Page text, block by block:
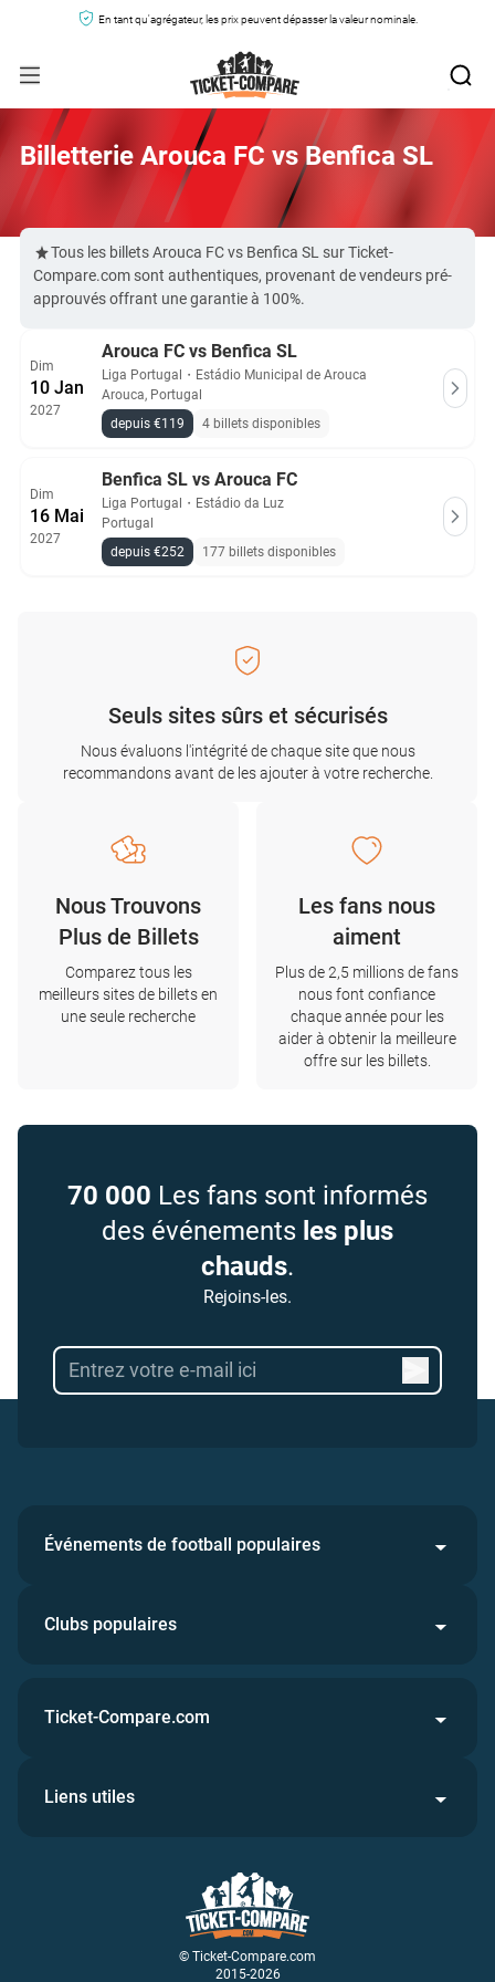
En tant qu'agrégateur, les prix peuvent dépasser la valeur nominale.
Billetterie Arouca FC vs Benfica SL
Tous les billets Arouca FC vs Benfica SL sur Ticket-
Compare.com sont authentiques, provenant de vendeurs pré-
approuvés offrant une garantie à 100%.
Dim
10 Jan
2027
Arouca FC vs Benfica SL
Liga Portugal ・ Estádio Municipal de Arouca
Arouca, Portugal
depuis €119
4 billets disponibles
Dim
16 Mai
2027
Benfica SL vs Arouca FC
Liga Portugal ・ Estádio da Luz
Portugal
depuis €252
177 billets disponibles
Seuls sites sûrs et sécurisés
Nous évaluons l'intégrité de chaque site que nous
recommandons avant de les ajouter à votre recherche.
Nous Trouvons
Plus de Billets
Comparez tous les
meilleurs sites de billets en
une seule recherche
Les fans nous
aiment
Plus de 2,5 millions de fans
nous font confiance
chaque année pour les
aider à obtenir la meilleure
offre sur les billets.
70 000 Les fans sont informés
des événements les plus
chauds.
Rejoins-les.
Événements de football populaires
Clubs populaires
© Ticket-Compare.com
2015-2026
Ticket-Compare.com
Liens utiles